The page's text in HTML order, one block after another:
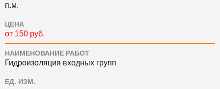
п.м.
ЦЕНА
от 150 руб.
НАИМЕНОВАНИЕ РАБОТ
Гидроизоляция входных групп
ЕД. ИЗМ.